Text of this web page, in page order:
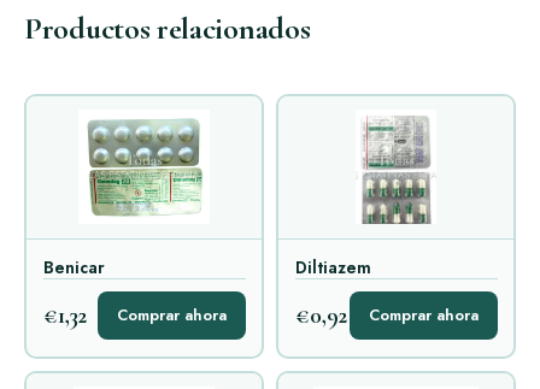
Productos relacionados
Benicar
€1,32 Comprar ahora
Diltiazem
€0,92 Comprar ahora